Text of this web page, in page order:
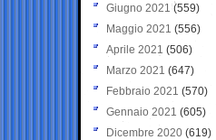
Giugno 2021(559)
Maggio 2021 (556)
Aprile 2021 (506)
Marzo 2021 (647)
Febbraio 2021 (570)
Gennaio 2021 (605)
Dicembre 2020 (619)